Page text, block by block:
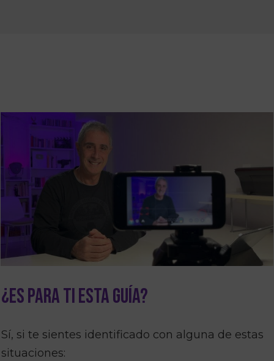
¿Es para ti esta Guía?
Sí, si te sientes identificado con alguna de estas
situaciones: